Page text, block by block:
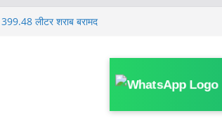
लीटर शराब बरामद
दिवसीय प्रांतीय बैठक शुरू, उत्तर बिहार के